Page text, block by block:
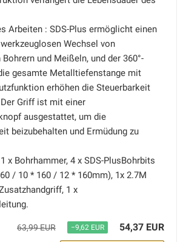
Arbeiten : SDS-Plus ermöglicht einen
Wechsel von
und Meißeln, und der 360°-
gesamte Metalltiefenstange mit
erhöhen die Steuerbarkeit
Griff ist mit einer
ausgestattet, um die
beizubehalten und Ermüdung zu
x Bohrhammer, 4 x SDS-PlusBohrbits
/ 10 * 160 / 12 * 160mm), 1x 2.7M
1 x
63,99 EUR −9,62 EUR 54,37 EUR